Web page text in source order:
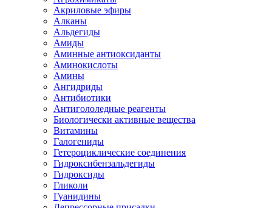
Акриловые эфиры
Алканы
Альдегиды
Амиды
Аминные антиоксиданты
Аминокислоты
Амины
Ангидриды
Антибиотики
Антигололедные реагенты
Биологически активные вещества
Витамины
Галогениды
Гетероциклические соединения
Гидроксибензальдегиды
Гидроксиды
Гликоли
Гуанидины